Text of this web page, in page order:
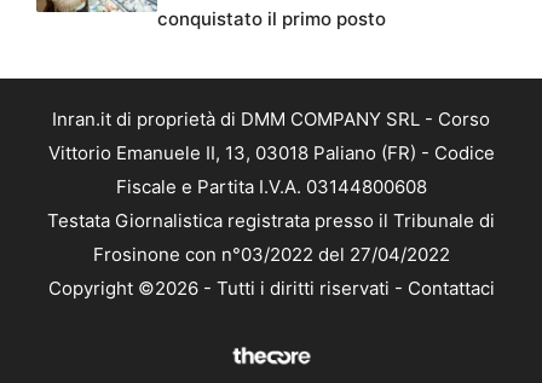
conquistato il primo posto
Inran.it di proprietà di DMM COMPANY SRL - Corso
Vittorio Emanuele II, 13, 03018 Paliano (FR) - Codice
Fiscale e Partita I.V.A. 03144800608
Testata Giornalistica registrata presso il Tribunale di
Frosinone con n°03/2022 del 27/04/2022
Copyright ©2026 - Tutti i diritti riservati - Contattaci